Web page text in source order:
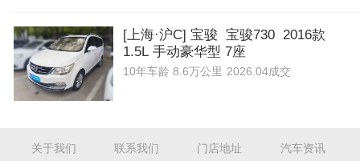
[上海·沪C] 宝骏 宝骏730 2016款
1.5L 手动豪华型 7座
10年车龄 8.6万公里 2026.04成交
关于我们 联系我们 门店地址 汽车资讯